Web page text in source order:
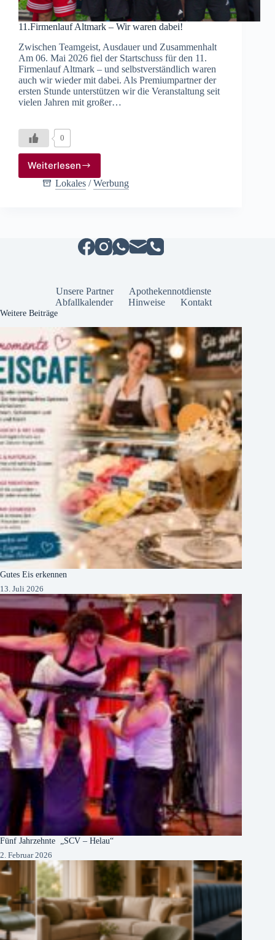
11.Firmenlauf Altmark – Wir waren dabei!
Zwischen Teamgeist, Ausdauer und Zusammenhalt
Am 06. Mai 2026 fiel der Startschuss für den 11.
Firmenlauf Altmark – und selbstverständlich waren
auch wir wieder mit dabei. Als Premiumpartner der
ersten Stunde unterstützen wir die Veranstaltung seit
vielen Jahren mit großer…
0
Weiterlesen11.Firmenlauf
Altmark
Lokales /Werbung
Unsere Partner
Apothekennotdienste
Abfallkalender
Hinweise Kontakt
Weitere Beiträge
Gutes Eis erkennen
13. Juli 2026
Fünf Jahrzehnte „SCV – Helau“
2. Februar 2026